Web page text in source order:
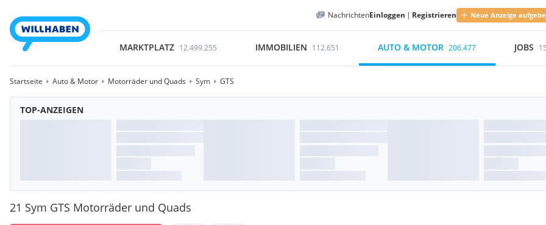
NachrichtenEinloggen | Registrieren Neue Anzeige
MARKTPLATZ 12.499.255 IMMOBILIEN 112.651 AUTO & MOTOR 206.477 JOBS
Startseite Auto & Motor Motorräder und Quads Sym GTS
TOP-ANZEIGEN
21 Sym GTS Motorräder und Quads